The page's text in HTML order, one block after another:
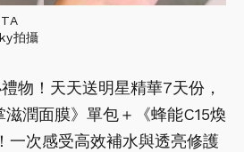
拍攝
物！天天送明星精華7天份，
潤面膜》單包＋《蜂能C15煥
一次感受高效補水與透亮修護